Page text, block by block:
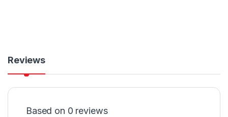
Reviews
Based on 0 reviews